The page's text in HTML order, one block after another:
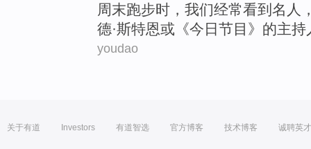
周末跑步时 ， 我们经常看到 名人
德·斯特恩或 《今日 节目》的主持
youdao
关于有道 Investors 有道智选 官方博客 技术博客 诚聘英才